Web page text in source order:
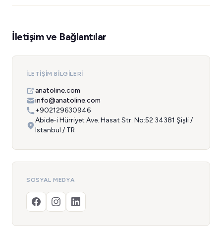
İletişim ve Bağlantılar
İLETIŞIM BILGILERI
anatoline.com
info@anatoline.com
+902129630946
Abide-i Hürriyet Ave. Hasat Str. No:52 34381 Şişli /
Istanbul / TR
SOSYAL MEDYA